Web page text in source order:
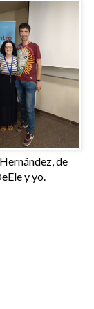
de
y yo.